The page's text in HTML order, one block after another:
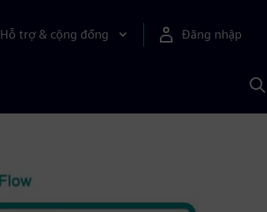
Hỗ trợ & cộng đồng Đăng nhập